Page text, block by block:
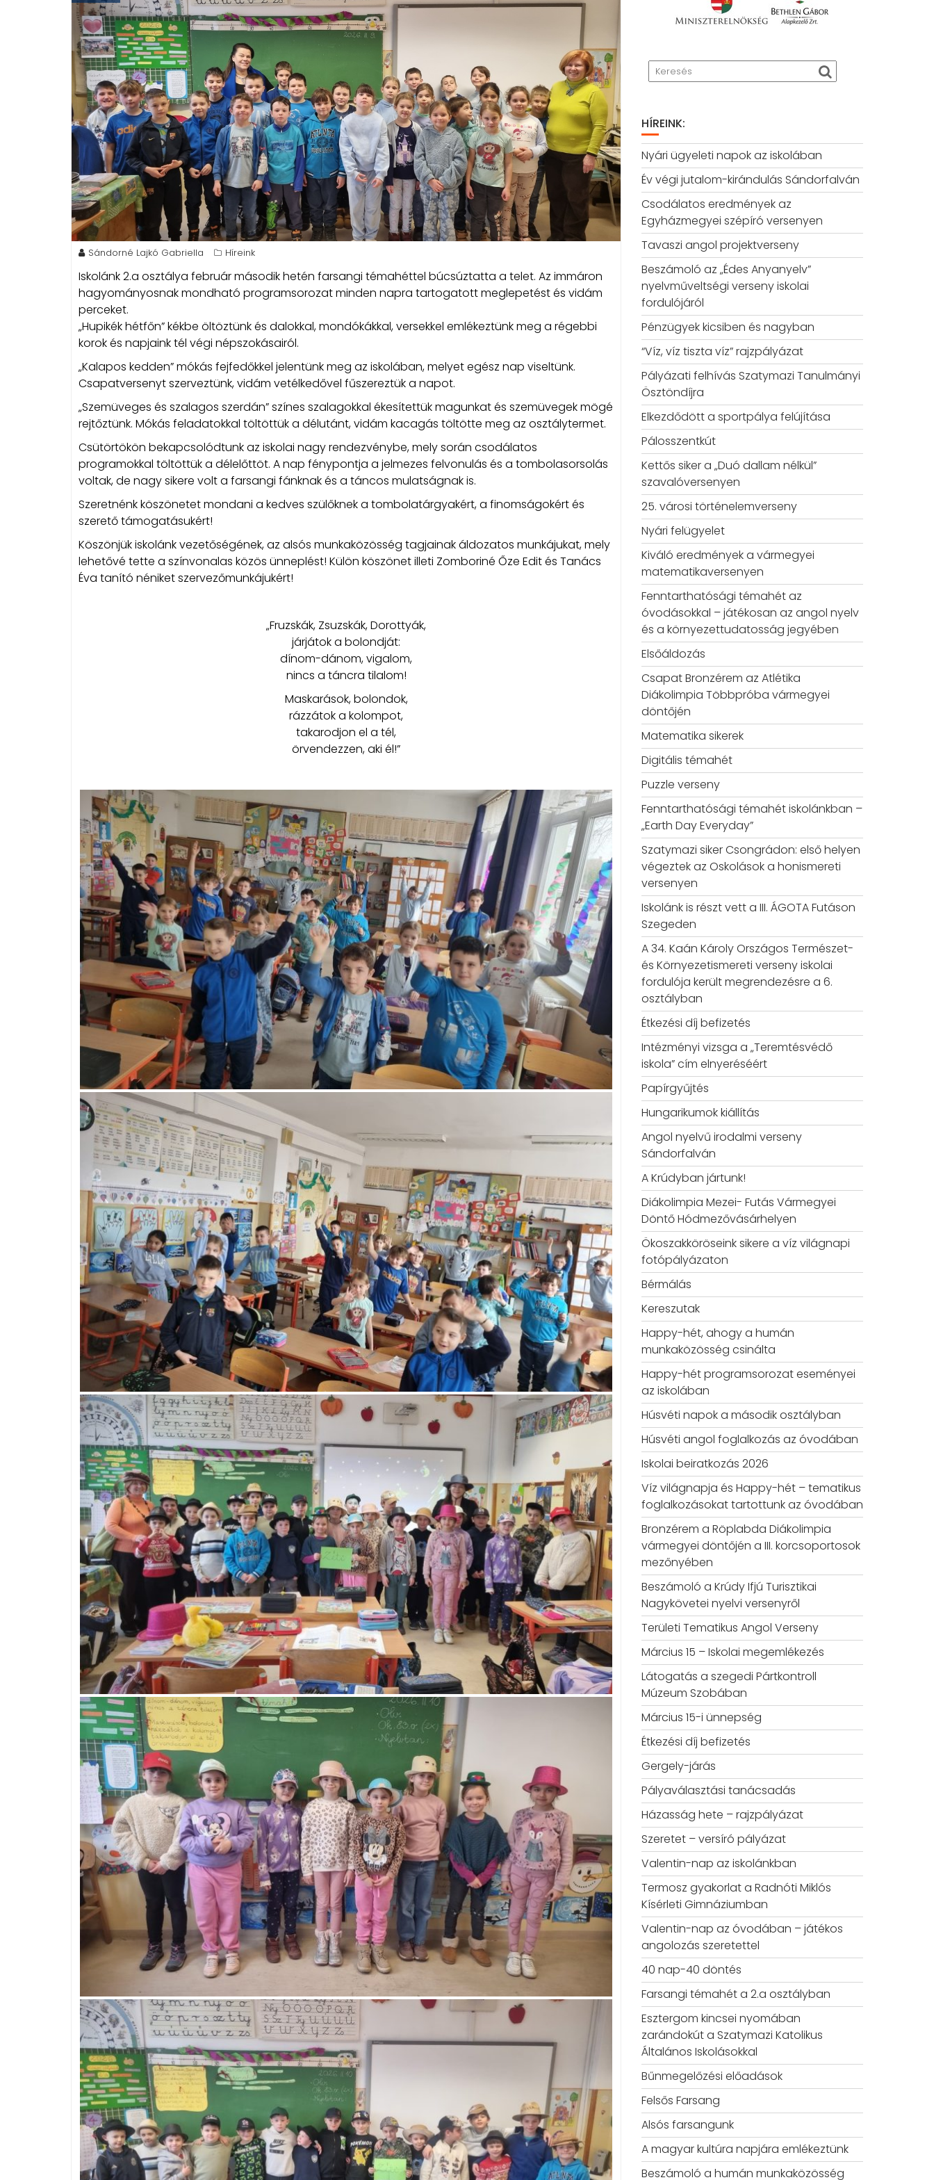
Sándorné Lajkó Gabriella Híreink
Iskolánk 2.a osztálya február második hetén farsangi témahéttel búcsúztatta a telet. Az immáron
hagyományosnak mondható programsorozat minden napra tartogatott meglepetést és vidám
perceket.
„Hupikék hétfőn” kékbe öltöztünk és dalokkal, mondókákkal, versekkel emlékeztünk meg a régebbi
korok és napjaink tél végi népszokásairól.
„Kalapos kedden” mókás fejfedőkkel jelentünk meg az iskolában, melyet egész nap viseltünk.
Csapatversenyt szerveztünk, vidám vetélkedővel fűszereztük a napot.
„Szemüveges és szalagos szerdán” színes szalagokkal ékesítettük magunkat és szemüvegek mögé
rejtőztünk. Mókás feladatokkal töltöttük a délutánt, vidám kacagás töltötte meg az osztálytermet.
Csütörtökön bekapcsolódtunk az iskolai nagy rendezvénybe, mely során csodálatos
programokkal töltöttük a délelőttöt. A nap fénypontja a jelmezes felvonulás és a tombolasorsolás
voltak, de nagy sikere volt a farsangi fánknak és a táncos mulatságnak is.
Szeretnénk köszönetet mondani a kedves szülőknek a tombolatárgyakért, a finomságokért és
szerető támogatásukért!
Köszönjük iskolánk vezetőségének, az alsós munkaközösség tagjainak áldozatos munkájukat, mely
lehetővé tette a színvonalas közös ünneplést! Külön köszönet illeti Zomboriné Őze Edit és Tanács
Éva tanító néniket szervezőmunkájukért!
„Fruzskák, Zsuzskák, Dorottyák,
járjátok a bolondját:
dínom-dánom, vigalom,
nincs a táncra tilalom!
Maskarások, bolondok,
rázzátok a kolompot,
takarodjon el a tél,
örvendezzen, aki él!”
HÍREINK:
Nyári ügyeleti napok az iskolában
Év végi jutalom-kirándulás Sándorfalván
Csodálatos eredmények az
Egyházmegyei szépíró versenyen
Tavaszi angol projektverseny
Beszámoló az „Édes Anyanyelv”
nyelvműveltségi verseny iskolai
fordulójáról
Pénzügyek kicsiben és nagyban
“Víz, víz tiszta víz” rajzpályázat
Pályázati felhívás Szatymazi Tanulmányi
Ösztöndíjra
Elkezdődött a sportpálya felújítása
Pálosszentkút
Kettős siker a „Duó dallam nélkül”
szavalóversenyen
25. városi történelemverseny
Nyári felügyelet
Kiváló eredmények a vármegyei
matematikaversenyen
Fenntarthatósági témahét az
óvodásokkal – játékosan az angol nyelv
és a környezettudatosság jegyében
Elsőáldozás
Csapat Bronzérem az Atlétika
Diákolimpia Többpróba vármegyei
döntőjén
Matematika sikerek
Digitális témahét
Puzzle verseny
Fenntarthatósági témahét iskolánkban –
„Earth Day Everyday”
Szatymazi siker Csongrádon: első helyen
végeztek az Oskolások a honismereti
versenyen
Iskolánk is részt vett a III. ÁGOTA Futáson
Szegeden
A 34. Kaán Károly Országos Természet-
és Környezetismereti verseny iskolai
fordulója került megrendezésre a 6.
osztályban
Étkezési díj befizetés
Intézményi vizsga a „Teremtésvédő
iskola” cím elnyeréséért
Papírgyűjtés
Hungarikumok kiállítás
Angol nyelvű irodalmi verseny
Sándorfalván
A Krúdyban jártunk!
Diákolimpia Mezei- Futás Vármegyei
Döntő Hódmezővásárhelyen
Ökoszakköröseink sikere a víz világnapi
fotópályázaton
Bérmálás
Kereszutak
Happy-hét, ahogy a humán
munkaközösség csinálta
Happy-hét programsorozat eseményei
az iskolában
Húsvéti napok a második osztályban
Húsvéti angol foglalkozás az óvodában
Iskolai beiratkozás 2026
Víz világnapja és Happy-hét – tematikus
foglalkozásokat tartottunk az óvodában
Bronzérem a Röplabda Diákolimpia
vármegyei döntőjén a III. korcsoportosok
mezőnyében
Beszámoló a Krúdy Ifjú Turisztikai
Nagykövetei nyelvi versenyről
Területi Tematikus Angol Verseny
Március 15 – Iskolai megemlékezés
Látogatás a szegedi Pártkontroll
Múzeum Szobában
Március 15-i ünnepség
Étkezési díj befizetés
Gergely-járás
Pályaválasztási tanácsadás
Házasság hete – rajzpályázat
Szeretet – versíró pályázat
Valentin-nap az iskolánkban
Termosz gyakorlat a Radnóti Miklós
Kísérleti Gimnáziumban
Valentin-nap az óvodában – játékos
angolozás szeretettel
40 nap-40 döntés
Farsangi témahét a 2.a osztályban
Esztergom kincsei nyomában
zarándokút a Szatymazi Katolikus
Általános Iskolásokkal
Bűnmegelőzési előadások
Felsős Farsang
Alsós farsangunk
A magyar kultúra napjára emlékeztünk
Beszámoló a humán munkaközösség